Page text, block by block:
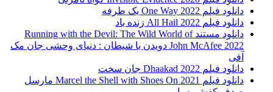
دانلود فیلم One Way 2022 یک طرفه
دانلود فیلم All Hail 2022 زنده باد
دانلود مستند Running with the Devil: The Wild World of
John McAfee 2022 دویدن با شیطان : دنیای وحشی جان مک
آفی
دانلود فیلم Dhaakad 2022 جان سخت
دانلود فیلم Marcel the Shell with Shoes On 2021 مارسل